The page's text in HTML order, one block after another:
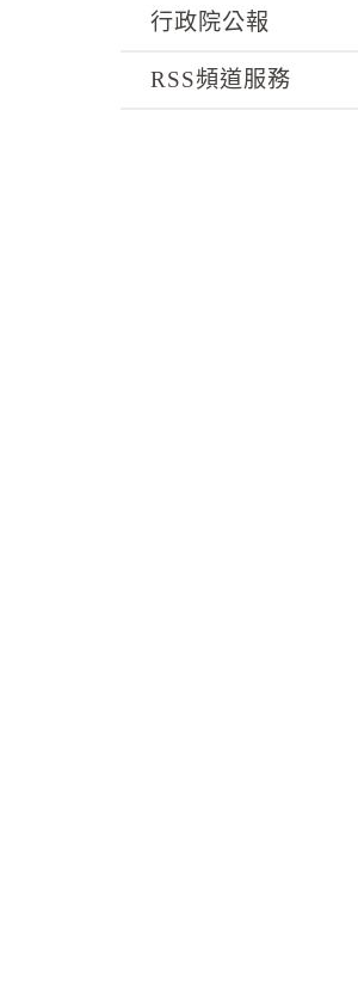
行政院公報
RSS頻道服務